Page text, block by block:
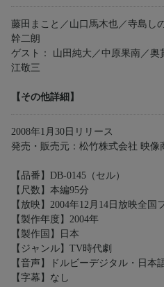
藤田まこと／山口馬木也／寺島し
幹二朗
ゲスト： 山田純大／中原果南／
江敬三
【その他詳細】
2008年1月30日リリース
発売・販売元：松竹株式会社 映像
【品番】DB-0145（セル）
【尺数】本編95分
【放映】2004年12月14日放映全国
【製作年度】2004年
【製作国】日本
【ジャンル】TV時代劇
【音声】ドルビーデジタル・日本
【字幕】なし